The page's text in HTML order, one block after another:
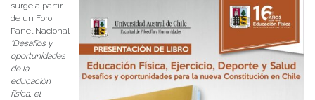
surge a partir
de un Foro
Panel Nacional
“Desafíos y
oportunidades
de la
educación
física, el